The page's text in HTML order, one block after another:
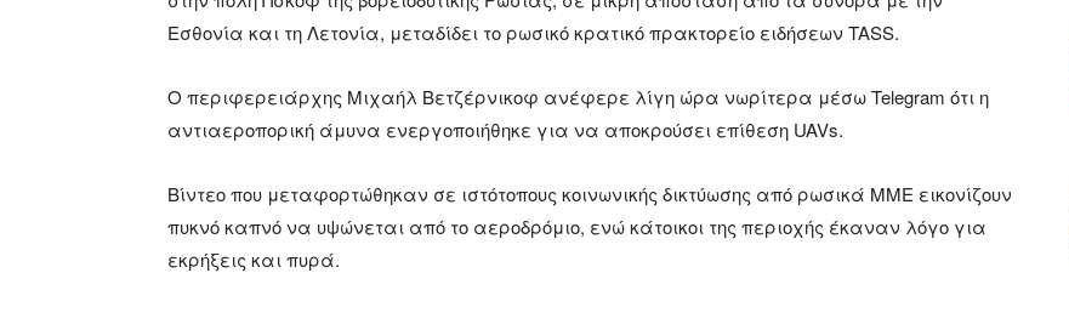
Εσθονία και τη Λετονία, μεταδίδει το ρωσικό κρατικό πρακτορείο ειδήσεων TASS.
Ο περιφερειάρχης Μιχαήλ Βετζέρνικοφ ανέφερε λίγη ώρα νωρίτερα μέσω Telegram ότι η
αντιαεροπορική άμυνα ενεργοποιήθηκε για να αποκρούσει επίθεση UAVs.
Βίντεο που μεταφορτώθηκαν σε ιστότοπους κοινωνικής δικτύωσης από ρωσικά ΜΜΕ εικονίζουν
πυκνό καπνό να υψώνεται από το αεροδρόμιο, ενώ κάτοικοι της περιοχής έκαναν λόγο για
εκρήξεις και πυρά.